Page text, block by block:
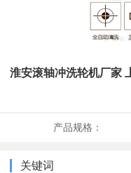
淮安滚轴冲洗轮机厂家
产品规格：
关键词